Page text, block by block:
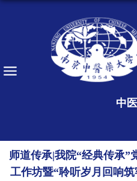
中
师道传承|我院“经典传承”
工作坊暨“聆听岁月回响